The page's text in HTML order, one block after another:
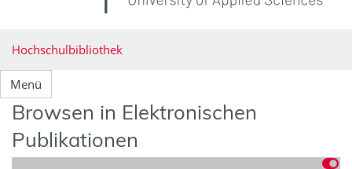
Hochschulbibliothek
Menü
Browsen in Elektronischen
Publikationen